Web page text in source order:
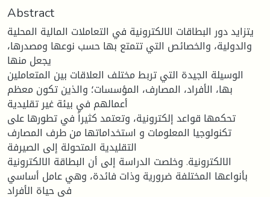
Abstract
يتزايد دور البطاقات الالكترونية في التعاملات المالية المحلية
والدولية، والخصائص التي تتمتع بها حسب نوعها ومصدرها،
يجعل منها
الوسيلة الجيدة التي تربط مختلف العلاقات بين المتعاملين
بها، الأفراد، المصارف، المؤسسات؛ والذين تكون معظم
أعمالهم في بيئة غير تقليدية
تحكمها قواعد إلكترونية، وتعتمد كثيراً في تطورها على
تكنولوجيا المعلومات و استخداماتها من طرف المصارف
التقليدية المتحولة إلى الصيرفة
الالكترونية. وخلصت الدراسة إلى أن البطاقة الالكترونية
بأنواعها المختلفة ضرورية وذات فائدة، وهي عامل أساسي
في حياة الأفراد